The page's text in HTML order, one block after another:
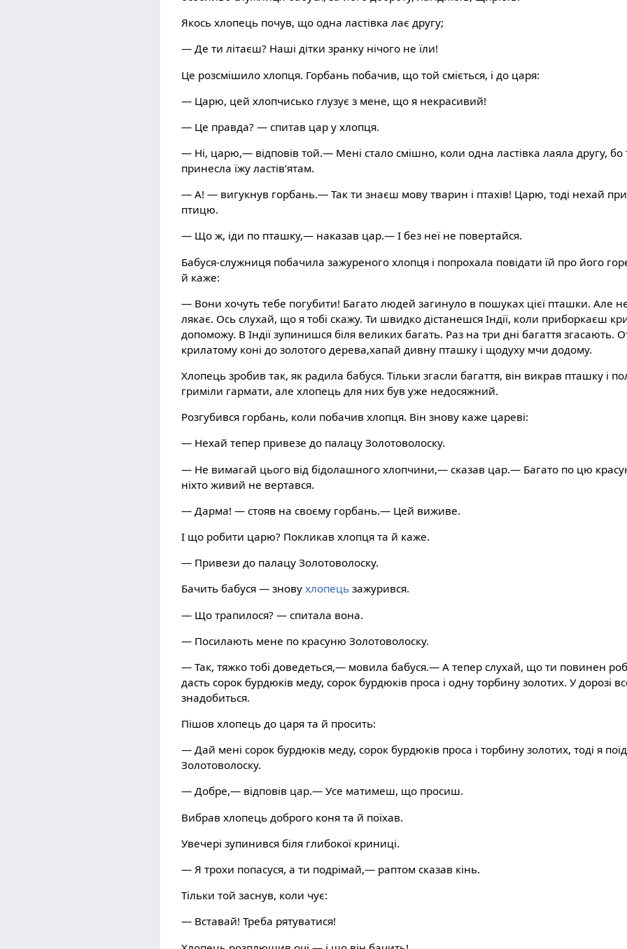
Якось хлопець почув, що одна ластівка лає другу;
— Де ти літаєш? Наші дітки зранку нічого не їли!
Це розсмішило хлопця. Горбань побачив, що той сміється, і до царя:
— Царю, цей хлопчисько глузує з мене, що я некрасивий!
— Це правда? — спитав цар у хлопця.
— Ні, царю,— відповів той.— Мені стало смішно, коли одна ластівка лаяла другу, бо
принесла їжу ластів’ятам.
— А! — вигукнув горбань.— Так ти знаєш мову тварин і птахів! Царю, тоді нехай
птицю.
— Що ж, іди по пташку,— наказав цар.— І без неї не повертайся.
Бабуся-служниця побачила зажуреного хлопця і попрохала повідати їй про його
й каже:
— Вони хочуть тебе погубити! Багато людей загинуло в пошуках цієї пташки. Але
лякає. Ось слухай, що я тобі скажу. Ти швидко дістанешся Індії, коли приборкаєш
допоможу. В Індії зупинишся біля великих багать. Раз на три дні багаття згасають.
крилатому коні до золотого дерева,хапай дивну пташку і щодуху мчи додому.
Хлопець зробив так, як радила бабуся. Тільки згасли багаття, він викрав пташку і
гриміли гармати, але хлопець для них був уже недосяжний.
Розгубився горбань, коли побачив хлопця. Він знову каже цареві:
— Нехай тепер привезе до палацу Золотоволоску.
— Не вимагай цього від бідолашного хлопчини,— сказав цар.— Багато по цю
ніхто живий не вертався.
— Дарма! — стояв на своєму горбань.— Цей виживе.
І що робити царю? Покликав хлопця та й каже.
— Привези до палацу Золотоволоску.
Бачить бабуся — зновухлопець зажурився.
— Що трапилося? — спитала вона.
— Посилають мене по красуню Золотоволоску.
— Так, тяжко тобі доведеться,— мовила бабуся.— А тепер слухай, що ти повинен
дасть сорок бурдюків меду, сорок бурдюків проса і одну торбину золотих. У дорозі
знадобиться.
Пішов хлопець до царя та й просить:
— Дай мені сорок бурдюків меду, сорок бурдюків проса і торбину золотих, тоді я
Золотоволоску.
— Добре,— відповів цар.— Усе матимеш, що просиш.
Вибрав хлопець доброго коня та й поїхав.
Увечері зупинився біля глибокої криниці.
— Я трохи попасуся, а ти подрімай,— раптом сказав кінь.
Тільки той заснув, коли чує:
— Вставай! Треба рятуватися!